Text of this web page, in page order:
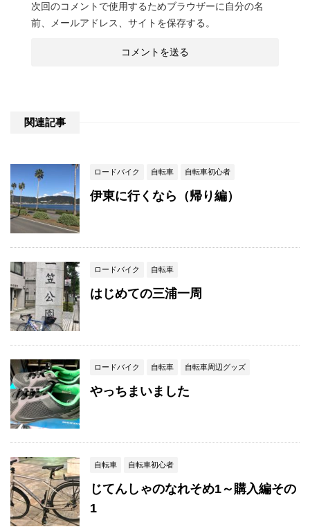
次回のコメントで使用するためブラウザーに自分の名
前、メールアドレス、サイトを保存する。
関連記事
ロードバイク 自転車 自転車初心者
伊東に行くなら（帰り編）
ロードバイク 自転車
はじめての三浦一周
ロードバイク 自転車 自転車周辺グッズ
やっちまいました
自転車 自転車初心者
じてんしゃのなれそめ1～購入編その
1